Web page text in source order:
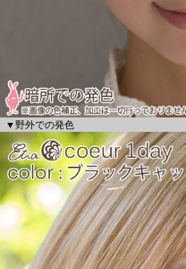
▼野外での発色